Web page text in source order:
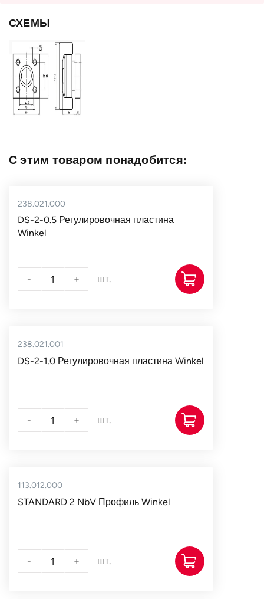
фланца
Страна
СХЕМЫ
С этим товаром понадобится:
238.021.000
DS-2-0.5 Регулировочная пластина
Winkel
- + шт.
238.021.001
DS-2-1.0 Регулировочная пластина Winkel
- + шт.
113.012.000
STANDARD 2 NbV Профиль Winkel
- + шт.